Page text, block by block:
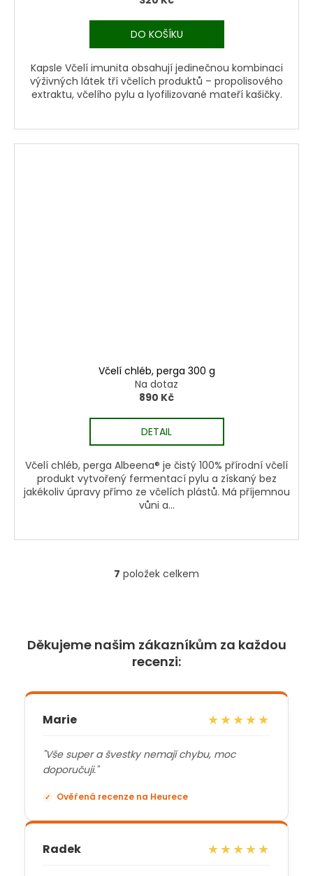
DO KOŠÍKU
Kapsle Včelí imunita obsahují jedinečnou kombinaci
výživných látek tří včelích produktů – propolisového
extraktu, včelího pylu a lyofilizované mateří kašičky.
Včelí chléb, perga 300 g
Na dotaz
890 Kč
DETAIL
Včelí chléb, perga Albeena® je čistý 100% přírodní včelí
produkt vytvořený fermentací pylu a získaný bez
jakékoliv úpravy přímo ze včelích plástů. Má příjemnou
vůni a...
O
d
a
í
k
ý
i
7 položek celkem
Děkujeme našim zákazníkům za každou
recenzi:
Marie ★★★★★
"Vše super a švestky nemají chybu, moc
doporučuji."
✓ Ověřená recenze na Heurece
Radek ★★★★★